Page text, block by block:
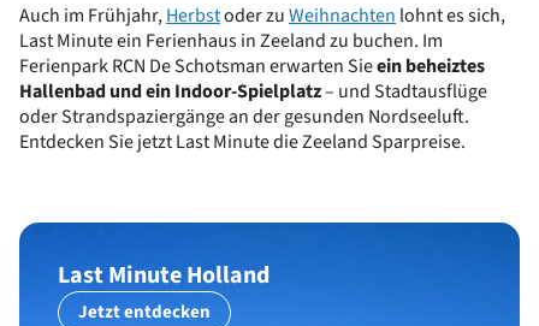
Auch im Frühjahr,Herbstoder zuWeihnachten lohnt es sich,
Last Minute ein Ferienhaus in Zeeland zu buchen. Im
Ferienpark RCN De Schotsman erwarten Sieein beheiztes
Hallenbad und ein Indoor-Spielplatz– und Stadtausflüge
oder Strandspaziergänge an der gesunden Nordseeluft.
Entdecken Sie jetzt Last Minute die Zeeland Sparpreise.
Last Minute Holland
Jetzt entdecken